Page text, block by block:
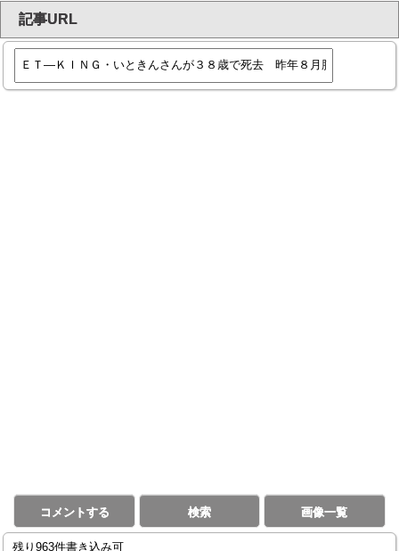
記事URL
コメントする 検索 画像一覧
残り963件書き込み可